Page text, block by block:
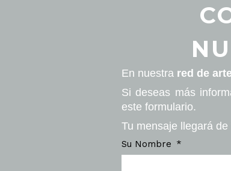
En nuestra red de
Si deseas más
este formulario.
Tu mensaje llegará
Su Nombre